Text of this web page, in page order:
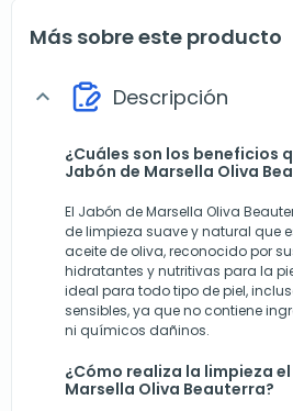
Más sobre este producto
expand_more Descripción
¿Cuáles son los beneficios
Jabón de Marsella Oliva
El Jabón de Marsella Oliva
de limpieza suave y natural que
aceite de oliva, reconocido por
hidratantes y nutritivas para la
ideal para todo tipo de piel,
sensibles, ya que no contiene
ni químicos dañinos.
¿Cómo realiza la limpieza
Marsella Oliva Beauterra?